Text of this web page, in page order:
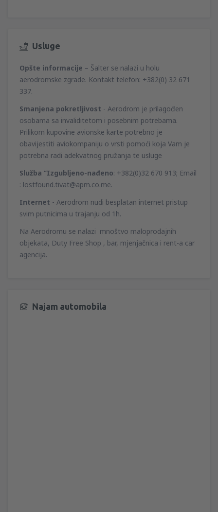
Usluge
Opšte informacije – Šalter se nalazi u holu
aerodromske zgrade. Kontakt telefon: +382(0) 32 671
337.
Smanjena pokretljivost - Aerodrom je prilagođen
osobama sa invaliditetom i posebnim potrebama.
Prilikom kupovine avionske karte potrebno je
obavijestiti aviokompaniju o vrsti pomoći koja Vam je
potrebna radi adekvatnog pružanja te usluge
Služba ‘’Izgubljeno-nađeno: +382(0)32 670 913; Email
: lostfound.tivat@apm.co.me.
Internet - Aerodrom nudi besplatan internet pristup
svim putnicima u trajanju od 1h.
Na Aerodromu se nalazi mnoštvo maloprodajnih
objekata, Duty Free Shop , bar, mjenjačnica i rent-a car
agencija.
Najam automobila